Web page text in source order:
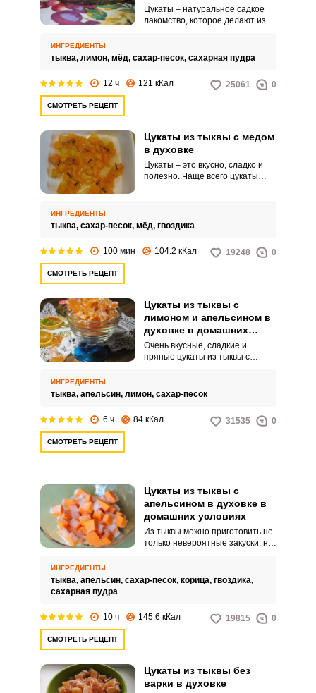
Цукаты – натуральное садкое
лакомство, которое делают из
или использовать для легкого
ИНГРЕДИЕНТЫ
тыква, лимон, мёд, сахар-песок, сахарная пудра
12 ч 121 кКал 25061 0
СМОТРЕТЬ РЕЦЕПТ
Цукаты из тыквы с медом
в духовке
Цукаты – это вкусно, сладко и
полезно. Чаще всего цукаты
ИНГРЕДИЕНТЫ
тыква, сахар-песок, мёд, гвоздика
100 мин 104.2 кКал 19248 0
СМОТРЕТЬ РЕЦЕПТ
Цукаты из тыквы с
лимоном и апельсином в
духовке в домашних
условиях
Очень вкусные, сладкие и
пряные цукаты из тыквы с
осталось запастись немного
ИНГРЕДИЕНТЫ
тыква, апельсин, лимон, сахар-песок
6 ч 84 кКал 31535 0
СМОТРЕТЬ РЕЦЕПТ
Цукаты из тыквы с
апельсином в духовке в
домашних условиях
Из тыквы можно приготовить не
только невероятные закуски, но
цукаты, особенно есть
аромат!
ИНГРЕДИЕНТЫ
тыква, апельсин, сахар-песок, корица, гвоздика,
сахарная пудра
10 ч 145.6 кКал 19815 0
СМОТРЕТЬ РЕЦЕПТ
Цукаты из тыквы без
варки в духовке